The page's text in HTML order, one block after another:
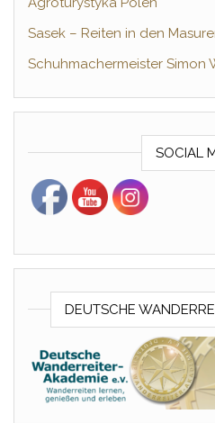
Sasek – Reiten in den
Schuhmachermeister Simon
SOCIAL
DEUTSCHE